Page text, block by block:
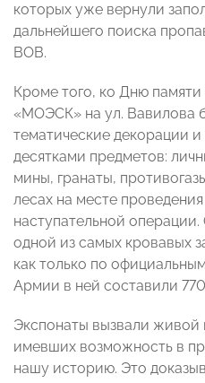
которых уже вернули
дальнейшего поиска
ВОВ.
Кроме того, ко Дню
«МОЭСК» на ул. Вавилова
тематические декорации
десятками предметов:
мины, гранаты,
лесах на месте
наступательной
одной из самых кровавых
как только по
Армии в ней составили
Экспонаты вызвали живой
имевших возможность в
нашу историю. Это